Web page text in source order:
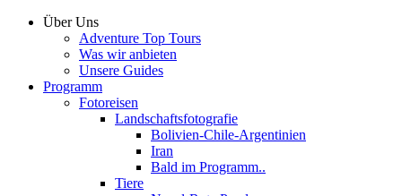
Über Uns
Adventure Top Tours
Was wir anbieten
Unsere Guides
Programm
Fotoreisen
Landschaftsfotografie
Bolivien-Chile-Argentinien
Iran
Bald im Programm..
Tiere